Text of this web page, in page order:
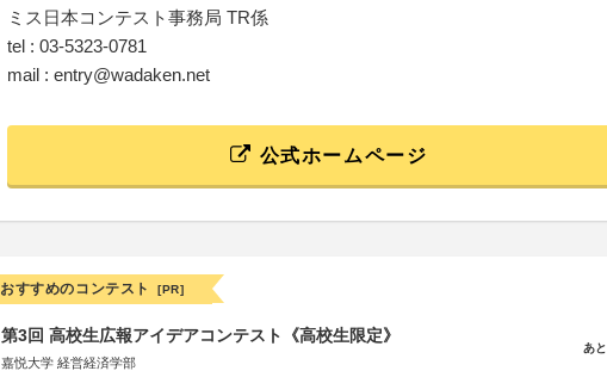
ミス日本コンテスト事務局 TR係
tel : 03-5323-0781
mail : entry@wadaken.net
公式ホームページ
おすすめのコンテスト [PR]
第3回 高校生広報アイデアコンテスト《高校生限定》
嘉悦大学 経営経済学部
あと